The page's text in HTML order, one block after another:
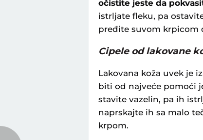
očistite jeste da
istrljate fleku, pa
pređite suvom krpicom
Cipele od lakovane
Lakovana koža uvek je
biti od najveće pomoći
stavite vazelin, pa ih
naprskajte ih sa malo
krpom.